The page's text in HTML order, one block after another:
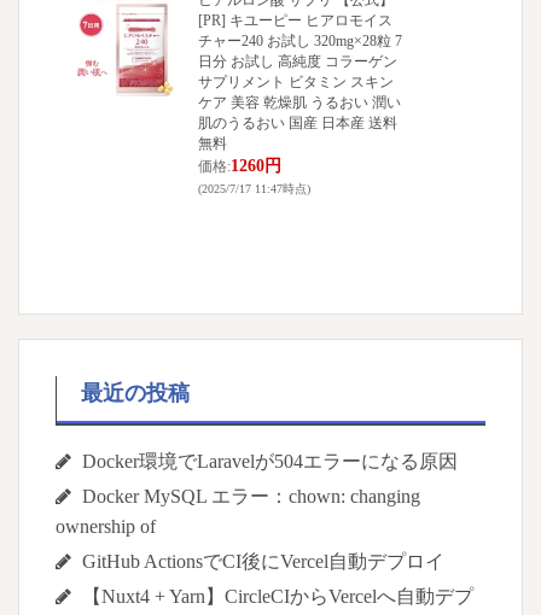
[PR] キユーピー ヒアロモイス
チャー240 お試し 320mg×28粒 7
日分 お試し 高純度 コラーゲン
サプリメント ビタミン スキン
ケア 美容 乾燥肌 うるおい 潤い
肌のうるおい 国産 日本産 送料
無料
価格:1260円
(2025/7/17 11:47時点)
最近の投稿
Docker環境でLaravelが504エラーになる原因
Docker MySQL エラー：chown: changing
ownership of
GitHub ActionsでCI後にVercel自動デプロイ
【Nuxt4 + Yarn】CircleCIからVercelへ自動デプ